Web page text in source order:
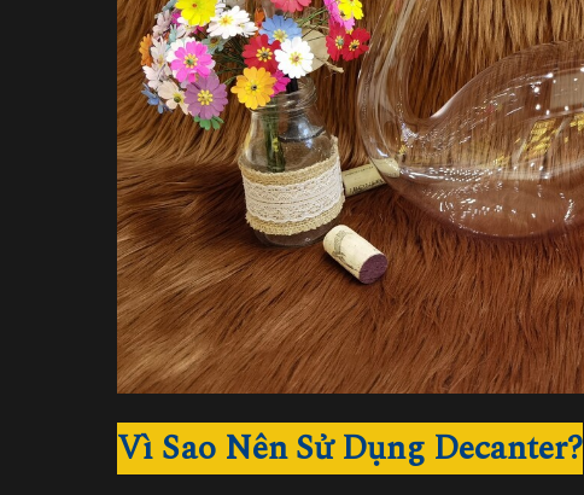
Vì Sao Nên Sử Dụng Decanter?